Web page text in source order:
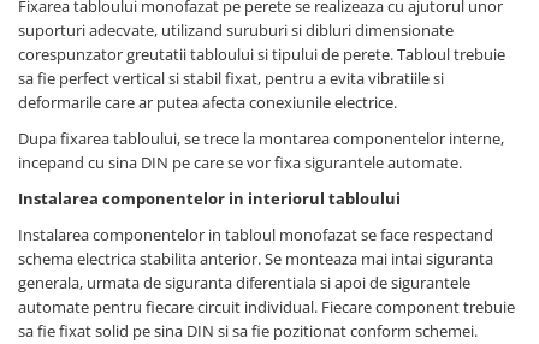
Fixarea tabloului monofazat pe perete se realizeaza cu ajutorul unor
suporturi adecvate, utilizand suruburi si dibluri dimensionate
corespunzator greutatii tabloului si tipului de perete. Tabloul trebuie
sa fie perfect vertical si stabil fixat, pentru a evita vibratiile si
deformarile care ar putea afecta conexiunile electrice.
Dupa fixarea tabloului, se trece la montarea componentelor interne,
incepand cu sina DIN pe care se vor fixa sigurantele automate.
Instalarea componentelor in interiorul tabloului
Instalarea componentelor in tabloul monofazat se face respectand
schema electrica stabilita anterior. Se monteaza mai intai siguranta
generala, urmata de siguranta diferentiala si apoi de sigurantele
automate pentru fiecare circuit individual. Fiecare component trebuie
sa fie fixat solid pe sina DIN si sa fie pozitionat conform schemei.